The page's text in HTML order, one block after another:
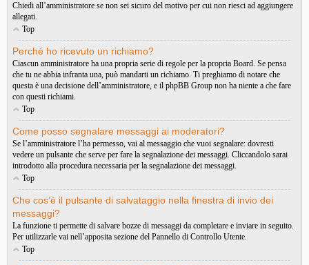
Chiedi all’amministratore se non sei sicuro del motivo per cui non riesci ad aggiungere
allegati.
Top
Perché ho ricevuto un richiamo?
Ciascun amministratore ha una propria serie di regole per la propria Board. Se pensa
che tu ne abbia infranta una, può mandarti un richiamo. Ti preghiamo di notare che
questa è una decisione dell’amministratore, e il phpBB Group non ha niente a che fare
con questi richiami.
Top
Come posso segnalare messaggi ai moderatori?
Se l’amministratore l’ha permesso, vai al messaggio che vuoi segnalare: dovresti
vedere un pulsante che serve per fare la segnalazione dei messaggi. Cliccandolo sarai
introdotto alla procedura necessaria per la segnalazione dei messaggi.
Top
Che cos’è il pulsante di salvataggio nella finestra di invio dei
messaggi?
La funzione ti permette di salvare bozze di messaggi da completare e inviare in seguito.
Per utilizzarle vai nell’apposita sezione del Pannello di Controllo Utente.
Top